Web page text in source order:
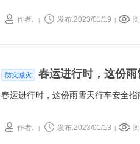
作者: 发布:2023/01/19
防灾减灾 春运进行时，这份
春运进行时，这份雨雪天行车安全指
作者: 发布:2023/01/13